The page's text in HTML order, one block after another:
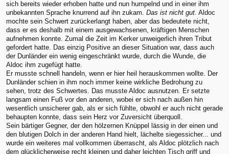
sich bereits wieder erhoben hatte und nun humpelnd und in einer ihm
unbekannten Sprache knurrend auf ihn zukam. Das ist nicht gut. Aldoc
mochte sein Schwert zurückerlangt haben, aber das bedeutete nicht,
dass er es deshalb mit einem ausgewachsenen, kräftigen Menschen
aufnehmen konnte. Zumal die Zeit im Kerker unweigerlich ihren Tribut
gefordert hatte. Das einzig Positive an dieser Situation war, dass auch
der Dunländer ein wenig eingeschränkt wurde, durch die Wunde, die
Aldoc ihm zugefügt hatte.
Er musste schnell handeln, wenn er hier heil herauskommen wollte. Der
Dunländer schien in ihm noch immer keine wirkliche Bedrohung zu
sehen, trotz des Schwertes. Das musste Aldoc ausnutzen. Er setzte
langsam einen Fuß vor den anderen, wobei er sich nach außen hin
wesentlich unsicherer gab, als er sich fühlte, obwohl er auch nicht gerade
behaupten konnte, dass sein Herz vor Zuversicht überquoll.
Sein bärtiger Gegner, der den hölzernen Knüppel lässig in der einen und
den blutigen Dolch in der anderen Hand hielt, lächelte siegessicher... und
wurde ein weiteres mal vollkommen überrascht, als Aldoc plötzlich nach
dem glücklicherweise recht kleinen und daher leichten Tisch griff und